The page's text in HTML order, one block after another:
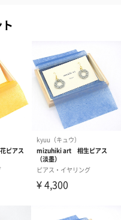
美人でつくられた結び。
でつくられた結び。